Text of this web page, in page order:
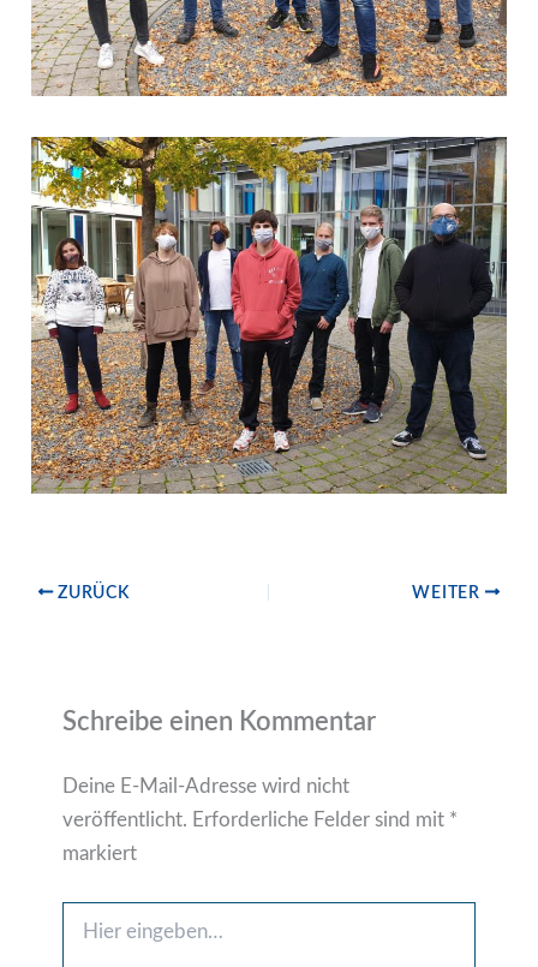
ZURÜCK WEITER
Schreibe einen Kommentar
Deine E-Mail-Adresse wird nicht
veröffentlicht. Erforderliche Felder sind mit *
markiert
eingeben…